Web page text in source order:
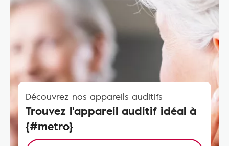
Découvrez nos appareils auditifs
Trouvez l'appareil auditif idéal à
{#metro}